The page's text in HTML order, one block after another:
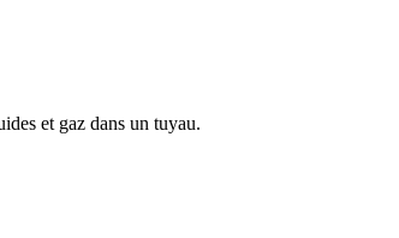
et gaz dans un tuyau.